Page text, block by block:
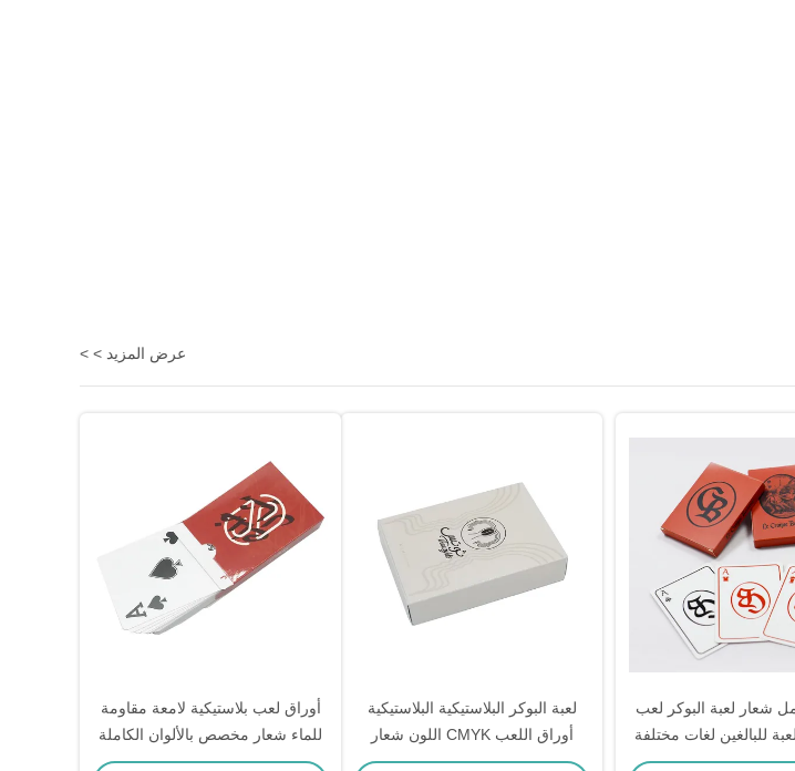
عرض المزيد > >
شعار لعبة البوكر لعب
للبالغين لغات مختلفة
فريدة من نوعها
لعبة البوكر البلاستيكية البلاستيكية
أوراق اللعب CMYK اللون شعار
مخصص المغلفة
أوراق لعب بلاستيكية لامعة مقاومة
للماء شعار مخصص بالألوان الكاملة